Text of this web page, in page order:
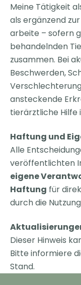
Meine Tätigkeit
als ergänzend
arbeite – sofern
behandelnden
zusammen. Bei
Beschwerden,
ansteckende
tierärztliche Hilfe
Haftung und
Alle
veröffentlichten
eigene
Haftung für
durch die
Dieser Hinweis
Bitte informiere
Stand.